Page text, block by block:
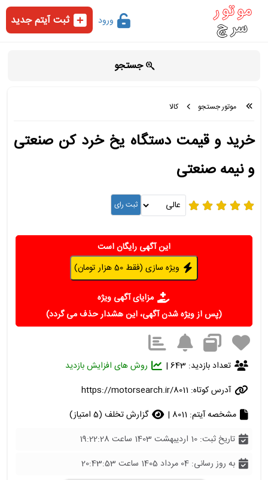
ورود ثبت آیتم جدید
جستجو
موتور جستجو کالا
خرید و قیمت دستگاه یخ خرد کن صنعتی
و نیمه صنعتی
این آگهی رایگان است
ویژه سازی (فقط 50 هزار تومان)
مزایای آگهی ویژه
(پس از ویژه شدن آگهی، این هشدار حذف می گردد)
تعداد بازدید: 643 |
روش های افزایش بازدید
آدرس کوتاه: https://motorsearch.ir/8011
مشخصه آیتم: 8011 |
گزارش تخلف (5 امتیاز)
تاریخ ثبت: 10 اردیبهشت 1403 ساعت 19:22:28
به روز رسانی: 04 مرداد 1405 ساعت 20:43:53